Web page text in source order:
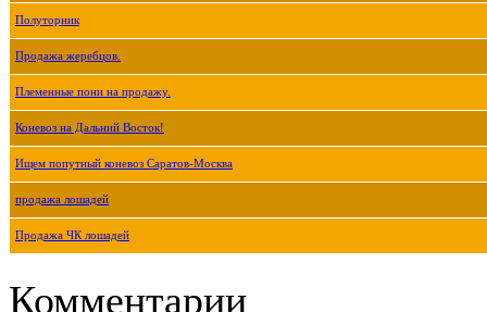
Полуторник
Продажа жеребцов.
Племенные пони на продажу.
Коневоз на Дальний Восток!
Ищем попутный коневоз Саратов-Москва
продажа лошадей
Продажа ЧК лошадей
Комментарии